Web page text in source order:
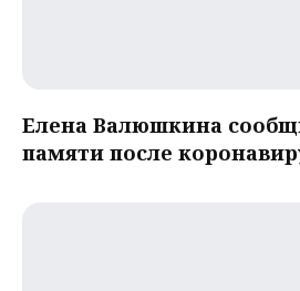
Елена Валюшкина
памяти после